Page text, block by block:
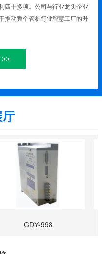
四十多项。公司与行业龙头企业
推动整个管桩行业智慧工厂的升
模机、全自动张拉机、全自动清
>>
厅
GDY-998